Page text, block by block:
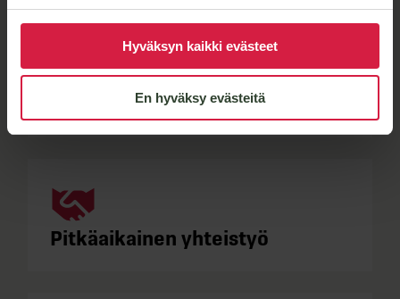
Hyväksyn kaikki evästeet
En hyväksy evästeitä
Hyvä hinta-laatu
Pitkäaikainen yhteistyö